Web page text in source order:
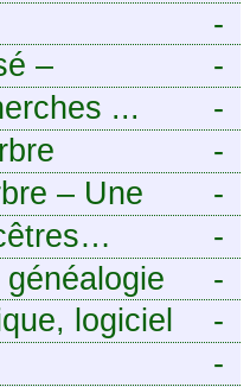
-
-
–
-
...
-
-
– Une
-
-
-
logiciel
-